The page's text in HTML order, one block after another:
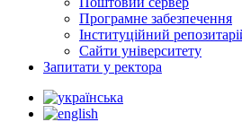
Програмне забезпечення
Інституційний
Сайти університету
Запитати у ректора